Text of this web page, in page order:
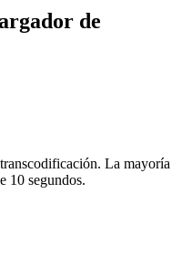
de
La mayoría
10 segundos.